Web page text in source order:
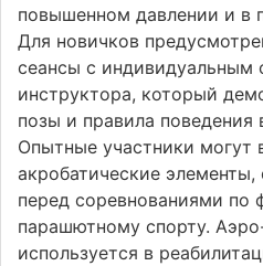
повышенном давлении и в
Для новичков
сеансы с индивидуальным
инструктора, который
позы и правила поведения
Опытные участники могут
акробатические элементы,
перед соревнованиями по
парашютному спорту.
используется в